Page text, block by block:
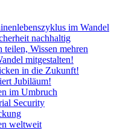
im Wandel
nach­haltig
teilen, Wissen mehren
mitge­stalten!
in die Zukunft!
Jubi­läum!
im Umbruch
Security
welt­weit